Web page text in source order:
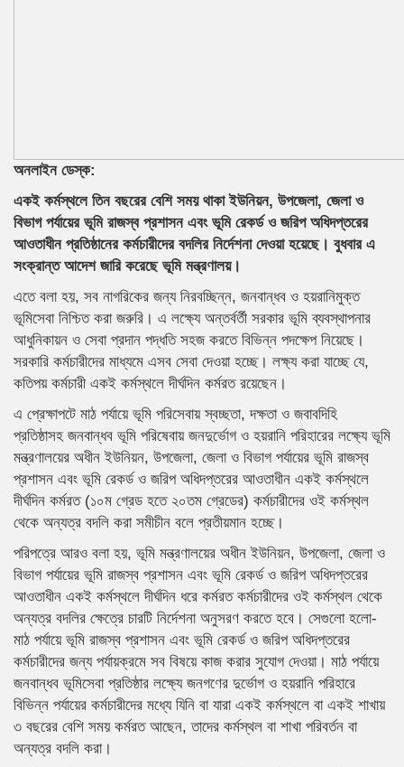
অনলাইন ডেস্ক:
একই কর্মস্থলে তিন বছরের বেশি সময় থাকা ইউনিয়ন, উপজেলা, জেলা ও
বিভাগ পর্যায়ের ভূমি রাজস্ব প্রশাসন এবং ভূমি রেকর্ড ও জরিপ অধিদপ্তরের
আওতাধীন প্রতিষ্ঠানের কর্মচারীদের বদলির নির্দেশনা দেওয়া হয়েছে। বুধবার এ
সংক্রান্ত আদেশ জারি করেছে ভূমি মন্ত্রণালয়।
এতে বলা হয়, সব নাগরিকের জন্য নিরবচ্ছিন্ন, জনবান্ধব ও হয়রানিমুক্ত
ভূমিসেবা নিশ্চিত করা জরুরি। এ লক্ষ্যে অন্তর্বর্তী সরকার ভূমি ব্যবস্থাপনার
আধুনিকায়ন ও সেবা প্রদান পদ্ধতি সহজ করতে বিভিন্ন পদক্ষেপ নিয়েছে।
সরকারি কর্মচারীদের মাধ্যমে এসব সেবা দেওয়া হচ্ছে। লক্ষ্য করা যাচ্ছে যে,
কতিপয় কর্মচারী একই কর্মস্থলে দীর্ঘদিন কর্মরত রয়েছেন।
এ প্রেক্ষাপটে মাঠ পর্যায়ে ভূমি পরিসেবায় স্বচ্ছতা, দক্ষতা ও জবাবদিহি
প্রতিষ্ঠাসহ জনবান্ধব ভূমি পরিষেবায় জনদুর্ভোগ ও হয়রানি পরিহারের লক্ষ্যে ভূমি
মন্ত্রণালয়ের অধীন ইউনিয়ন, উপজেলা, জেলা ও বিভাগ পর্যায়ের ভূমি রাজস্ব
প্রশাসন এবং ভূমি রেকর্ড ও জরিপ অধিদপ্তরের আওতাধীন একই কর্মস্থলে
দীর্ঘদিন কর্মরত (১০ম গ্রেড হতে ২০তম গ্রেডের) কর্মচারীদের ওই কর্মস্থল
থেকে অন্যত্র বদলি করা সমীচীন বলে প্রতীয়মান হচ্ছে।
পরিপত্রে আরও বলা হয়, ভূমি মন্ত্রণালয়ের অধীন ইউনিয়ন, উপজেলা, জেলা ও
বিভাগ পর্যায়ের ভূমি রাজস্ব প্রশাসন এবং ভূমি রেকর্ড ও জরিপ অধিদপ্তরের
আওতাধীন একই কর্মস্থলে দীর্ঘদিন ধরে কর্মরত কর্মচারীদের ওই কর্মস্থল থেকে
অন্যত্র বদলির ক্ষেত্রে চারটি নির্দেশনা অনুসরণ করতে হবে। সেগুলো হলো-
মাঠ পর্যায়ে ভূমি রাজস্ব প্রশাসন এবং ভূমি রেকর্ড ও জরিপ অধিদপ্তরের
কর্মচারীদের জন্য পর্যায়ক্রমে সব বিষয়ে কাজ করার সুযোগ দেওয়া। মাঠ পর্যায়ে
জনবান্ধব ভূমিসেবা প্রতিষ্ঠার লক্ষ্যে জনগণের দুর্ভোগ ও হয়রানি পরিহারে
বিভিন্ন পর্যায়ের কর্মচারীদের মধ্যে যিনি বা যারা একই কর্মস্থলে বা একই শাখায়
৩ বছরের বেশি সময় কর্মরত আছেন, তাদের কর্মস্থল বা শাখা পরিবর্তন বা
অন্যত্র বদলি করা।